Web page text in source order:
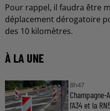
Pour rappel, il faudra être
déplacement dérogatoire
des 10 kilomètres.
À LA UNE
8h47
l'A34 et la